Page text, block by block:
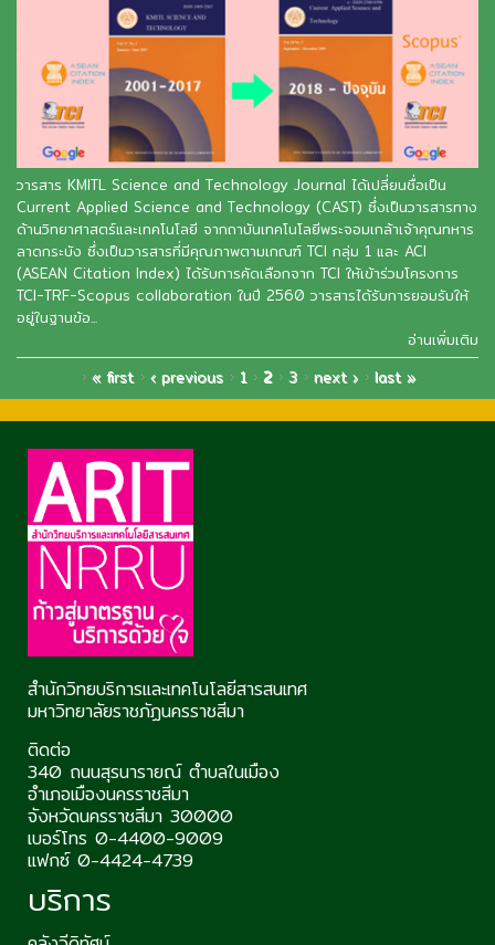
วารสาร KMITL Science and Technology Journal ได้เปลี่ยนชื่อเป็น
Current Applied Science and Technology (CAST) ซึ่งเป็นวารสารทาง
ด้านวิทยาศาสตร์และเทคโนโลยี จากถาบันเทคโนโลยีพระจอมเกล้าเจ้าคุณทหาร
ลาดกระบัง ซึ่งเป็นวารสารที่มีคุณภาพตามเกณฑ์ TCI กลุ่ม 1 และ ACI
(ASEAN Citation Index) ได้รับการคัดเลือกจาก TCI ให้เข้าร่วมโครงการ
TCI-TRF-Scopus collaboration ในปี 2560 วารสารได้รับการยอมรับให้
อยู่ในฐานข้อ...
อ่านเพิ่มเติม
« first ‹ previous 1 2 3 next › last »
สำนักวิทยบริการและเทคโนโลยีสารสนเทศ
มหาวิทยาลัยราชภัฏนครราชสีมา
ติดต่อ
340 ถนนสุรนารายณ์ ตำบลในเมือง
อำเภอเมืองนครราชสีมา
จังหวัดนครราชสีมา 30000
เบอร์โทร 0-4400-9009
แฟกซ์ 0-4424-4739
บริการ